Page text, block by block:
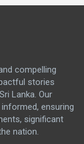
compelling
stories
Lanka. Our
ensuring
significant
nation.